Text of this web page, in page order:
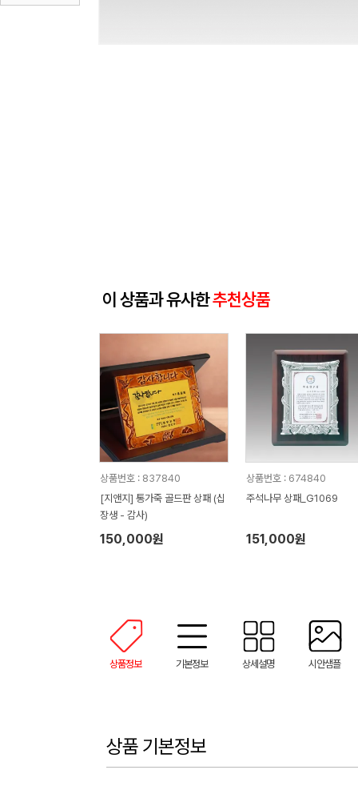
이 상품과 유사한추천상품
상품번호 : 837840
[지앤지] 통가죽 골드판 상패 (십
장생 - 감사)
150,000원
상품번호 : 674840
주석나무 상패_G1069
151,000원
상품정보 기본정보 상세설명 시안샘플
상품 기본정보